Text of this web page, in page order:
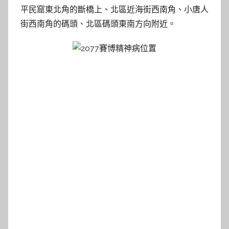
平民窟東北角的斷橋上、北區近海街西南角、小唐人
街西南角的碼頭、北區碼頭東南方向附近。